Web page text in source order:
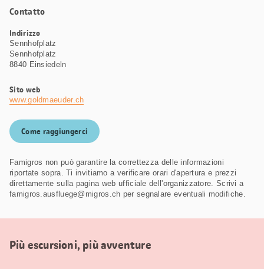
Contatto
Indirizzo
Sennhofplatz
Sennhofplatz
8840 Einsiedeln
Sito web
www.goldmaeuder.ch
Come raggiungerci
Famigros non può garantire la correttezza delle informazioni
riportate sopra. Ti invitiamo a verificare orari d'apertura e prezzi
direttamente sulla pagina web ufficiale dell'organizzatore. Scrivi a
famigros.ausfluege@migros.ch per segnalare eventuali modifiche.
Più escursioni, più avventure